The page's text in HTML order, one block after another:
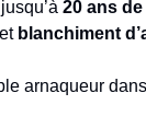
20 ans
et blanchiment
arnaqueur